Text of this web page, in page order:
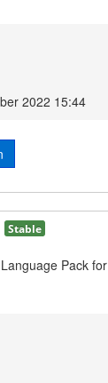
2022 15:44
Stable
Pack